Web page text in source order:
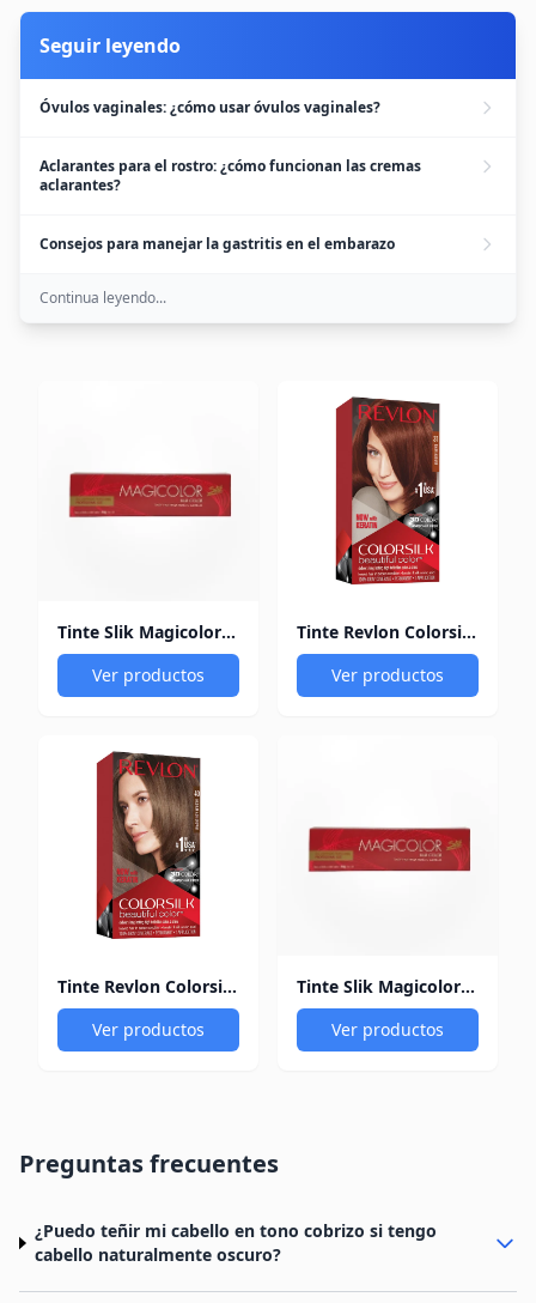
Seguir leyendo
Óvulos vaginales: ¿cómo usar óvulos vaginales?
Aclarantes para el rostro: ¿cómo funcionan las cremas
aclarantes?
Consejos para manejar la gastritis en el embarazo
Continua leyendo...
Tinte Slik Magicolor Tubo 7.433 Rubio Cobrizo Dorado
Ver productos
Tinte Revlon Colorsilk Kit 31 Castaño Oscuro Cobrizo
Ver productos
Tinte Revlon Colorsilk Kit 40 Castaño Medio Cobrizo
Ver productos
Tinte Slik Magicolor Tubo 8.45 Rubio Claro Cobrizo Cagua Oxigenada
Ver productos
Preguntas frecuentes
¿Puedo teñir mi cabello en tono cobrizo si tengo
cabello naturalmente oscuro?